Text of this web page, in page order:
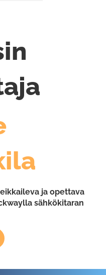
ja opettava
sähkökitaran